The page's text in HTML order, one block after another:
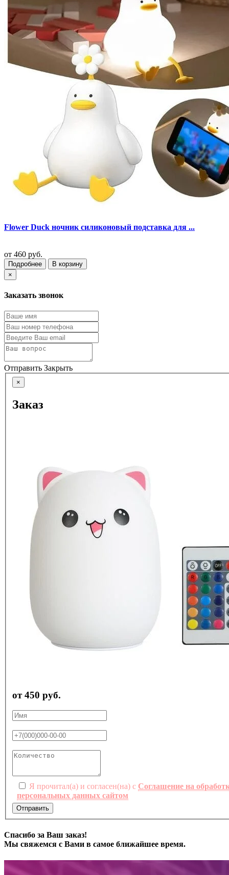
Flower Duck ночник силиконовый подставка для ...
от 460 руб.
Подробнее
В корзину
×
Заказать звонок
Отправить Закрыть
×
Заказ
от 450 руб.
Я прочитал(а) и согласен(на) с Соглашение на
персональных данных сайтом
Отправить
Спасибо за Ваш заказ!
Мы свяжемся с Вами в самое ближайшее время.